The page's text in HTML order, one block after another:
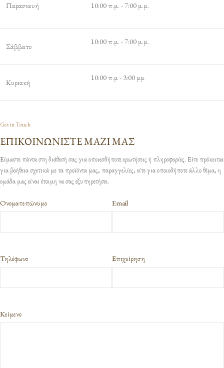
Παρασκευή 10:00 π.μ. - 7:00 μ.μ.
Σάββατο
10:00 π.μ. - 7:00 μ.μ.
Κυριακή
10:00 π.μ - 3:00 μμ
Get in Touch
ΕΠΙΚΟΙΝΩΝΙΣΤΕ ΜΑΖΙ ΜΑΣ
Είμαστε πάντα στη διάθεσή σας για οποιεσδήποτε ερωτήσεις ή πληροφορίες. Είτε πρόκειται
για βοήθεια σχετικά με τα προϊόντα μας, παραγγελίες, είτε για οποιοδήποτε άλλο θέμα, η
ομάδα μας είναι έτοιμη να σας εξυπηρετήσει.
Oνοματεπώνυμο Email
Τηλέφωνο Επιχείρηση
Κείμενο